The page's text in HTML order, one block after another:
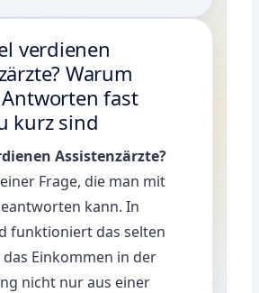
verdienen
Warum
fast
kurz sind
Assistenzärzte?
Frage, die man mit
kann. In
funktioniert das selten
das Einkommen in der
nicht nur aus einer